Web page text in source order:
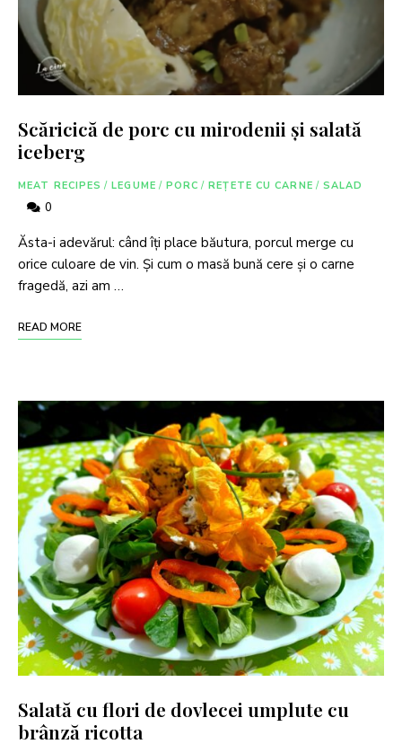
Scăricică de porc cu mirodenii și salată
iceberg
MEAT RECIPES / LEGUME / PORC / REȚETE CU CARNE / SALAD
0
Ăsta-i adevărul: când îți place băutura, porcul merge cu
orice culoare de vin. Și cum o masă bună cere și o carne
fragedă, azi am …
READ MORE
Salată cu flori de dovlecei umplute cu
brânză ricotta